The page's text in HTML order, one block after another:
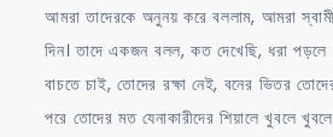
আমরা তাদেরকে অনুনয় করে বললাম, আমরা
দিন। তাদে একজন বলল, কত দেখেছি, ধরা পড়লে
বাচতে চাই, তোদের রক্ষা নেই, বনের ভিতর
পরে তোদের মত যেনাকারীদের শিয়ালে খুবলে